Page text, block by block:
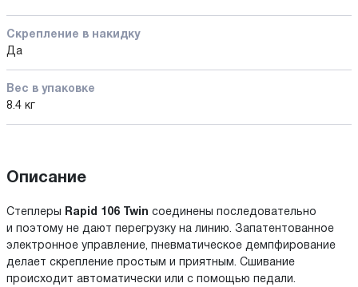
Скрепление в накидку
Да
Вес в упаковке
8.4 кг
Описание
Степлеры Rapid 106 Twin соединены последовательно
и поэтому не дают перегрузку на линию. Запатентованное
электронное управление, пневматическое демпфирование
делает скрепление простым и приятным. Сшивание
происходит автоматически или с помощью педали.